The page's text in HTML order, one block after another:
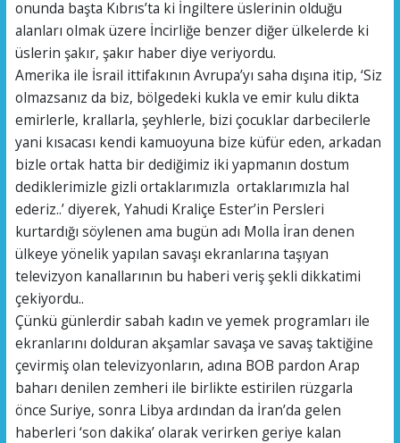
onunda başta Kıbrıs’ta ki İngiltere üslerinin olduğu
alanları olmak üzere İncirliğe benzer diğer ülkelerde ki
üslerin şakır, şakır haber diye veriyordu.
Amerika ile İsrail ittifakının Avrupa’yı saha dışına itip, ‘Siz
olmazsanız da biz, bölgedeki kukla ve emir kulu dikta
emirlerle, krallarla, şeyhlerle, bizi çocuklar darbecilerle
yani kısacası kendi kamuoyuna bize küfür eden, arkadan
bizle ortak hatta bir dediğimiz iki yapmanın dostum
dediklerimizle gizli ortaklarımızla ortaklarımızla hal
ederiz..’ diyerek, Yahudi Kraliçe Ester’in Persleri
kurtardığı söylenen ama bugün adı Molla İran denen
ülkeye yönelik yapılan savaşı ekranlarına taşıyan
televizyon kanallarının bu haberi veriş şekli dikkatimi
çekiyordu..
Çünkü günlerdir sabah kadın ve yemek programları ile
ekranlarını dolduran akşamlar savaşa ve savaş taktiğine
çevirmiş olan televizyonların, adına BOB pardon Arap
baharı denilen zemheri ile birlikte estirilen rüzgarla
önce Suriye, sonra Libya ardından da İran’da gelen
haberleri ‘son dakika’ olarak verirken geriye kalan